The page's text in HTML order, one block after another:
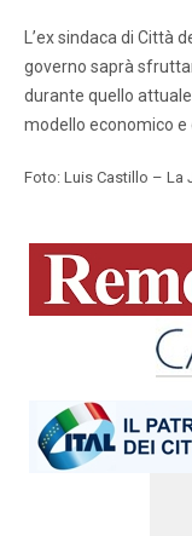
L’ex sindaca di Città
governo saprà
durante quello
modello economico e
Foto: Luis Castillo – La